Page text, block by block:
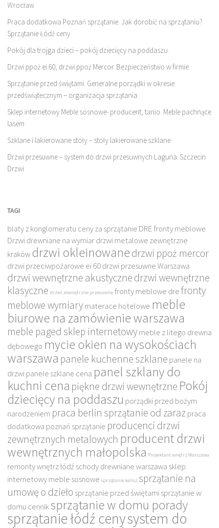
Wrocław
Praca dodatkowa Poznań sprzątanie. Jak dorobić na sprzątaniu?
Sprzątanie Łódź ceny
Pokój dla trojga dzieci – pokój dziecięcy na poddaszu.
Drzwi ppoż ei 60, drzwi ppoż Mercor. Bezpieczeństwo w firmie.
Sprzątanie przed świętami. Generalne porządki w okresie
przedświątecznym – organizacja sprzątania
Sklep internetowy Meble sosnowe- producent, tanio. Meble pachnące
lasem
Szklane i lakierowane stoły – stoły lakierowane szklane
Drzwi przesuwne – system do drzwi przesuwnych Laguna. Szczecin
Drzwi
TAGI
blaty z konglomeratu ceny za sprzątanie DRE fronty meblowe
Drzwi drewniane na wymiardrzwi metalowe zewnętrzne
kraków drzwi okleinowanedrzwi ppoż mercor
drzwi przeciwpożarowe ei 60drzwi przesuwne Warszawa
drzwi wewnętrzne akustycznedrzwi wewnętrzne
klasyczne drzwi zewnętrzne przesuwne fronty meblowe drefronty
meblowe wymiarymaterace hotelowe meble
biurowe na zamówienie warszawa
meble paged sklep internetowymeble z litego drewna
dębowego mycie okien na wysokościach
warszawa panele kuchenne szklane panele na
drzwipanele szklane cena panel szklany do
kuchni cena piękne drzwi wewnętrzne Pokój
dziecięcy na poddaszu porządki przed bożym
narodzeniem praca berlin sprzątanie od zarazpraca
dodatkowa poznań sprzątanie producenci drzwi
zewnętrznych metalowych producent drzwi
wewnętrznych małopolska Projektant wnętrz Warszawa
remonty wnętrz łódź schody drewniane warszawa sklep
internetowy meble sosnowe sprzątanie kalisz sprzątanie na
umowę o dzieło sprzątanie przed świętamisprzątanie w
domu cenniksprzątanie w domu porady
sprzątanie łódź cenysystem do